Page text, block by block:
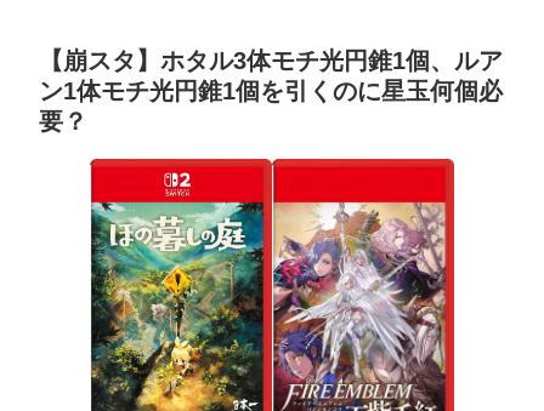
【崩スタ】ホタル3体モチ光円錐1個、ルア
ン1体モチ光円錐1個を引くのに星玉何個必
要？